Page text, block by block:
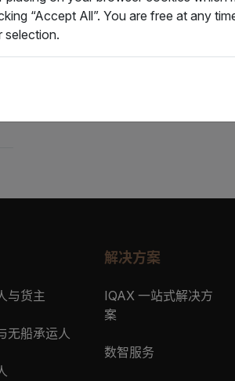
1. 采用电子提单有哪些
2. IQAX 电子提单和
3. IQAX eBL是否安全？
4. 除了电子提单指定相
IQAX eBL上流转的电子
3. 如果我已经针对其
对新的承运人重新注册？
4. 如何在IQAX eBL系
与货主
无船承运人
解决方案
IQAX 一站式解决方
案
数智服务
“Accept All”. You are free at any
selection.